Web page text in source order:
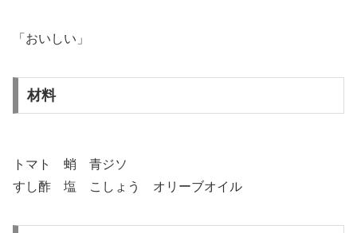
「おいしい」
材料
トマト 蛸 青ジソ
すし酢 塩 こしょう オリーブオイル